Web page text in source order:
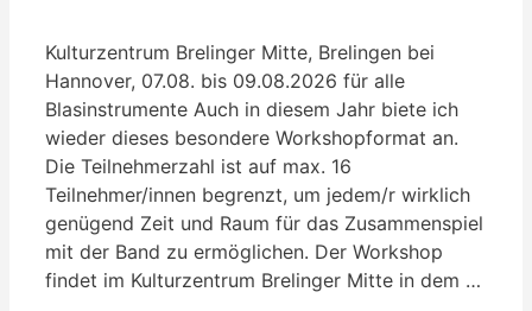
Kulturzentrum Brelinger Mitte, Brelingen bei
Hannover, 07.08. bis 09.08.2026 für alle
Blasinstrumente Auch in diesem Jahr biete ich
wieder dieses besondere Workshopformat an.
Die Teilnehmerzahl ist auf max. 16
Teilnehmer/innen begrenzt, um jedem/r wirklich
genügend Zeit und Raum für das Zusammenspiel
mit der Band zu ermöglichen. Der Workshop
findet im Kulturzentrum Brelinger Mitte in dem …